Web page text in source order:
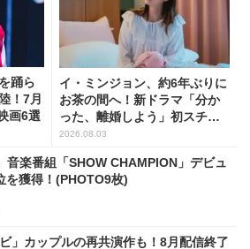
踊ら
！7月
画6選
イ・ミンジョン、約6年ぶりに
お茶の間へ！新ドラマ「分か
った、離婚しよう」初スチー
ル公開
2026.08.03
音楽番組「SHOW CHAMPION」デビュ
を獲得！(PHOTO9枚)
ビ」カップルの再共演作も！8月配信終了